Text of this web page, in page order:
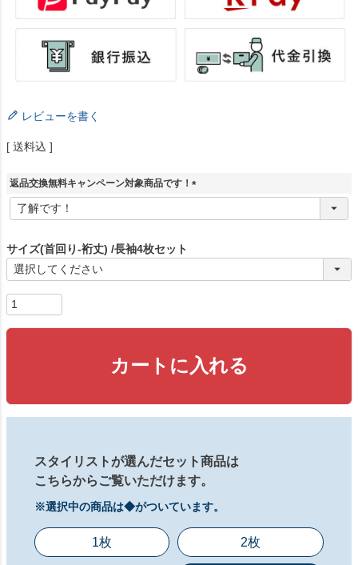
レビューを書く
送料込
返品交換無料キャンペーン対象商品です！
(
サイズ(首回り-裄丈) 長袖4枚セット
カートに入れる
スタイリストが選んだセット商品は
こちらからご覧いただけます。
※選択中の商品は◆がついています。
1枚 2枚